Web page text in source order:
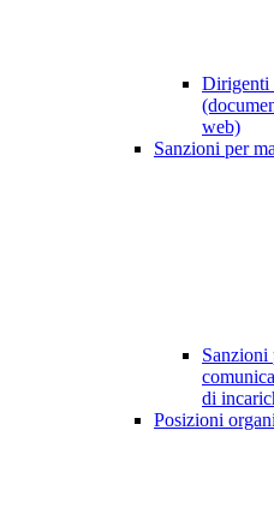
Dirigenti
web)
Sanzioni per
Sanzioni
di
Posizioni